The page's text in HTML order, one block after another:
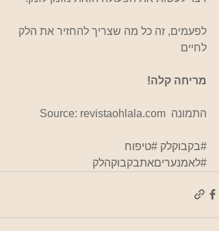
לפעמים, זה כל מה שצריך להחזיר את הלק
לחיים
מריחה קלה!
התמונה  Source: revistaohlala.com
#בקבוקלק #טיפוח
#לאמנעריםאתבקבוקהלק